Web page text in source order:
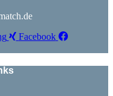
Facebook